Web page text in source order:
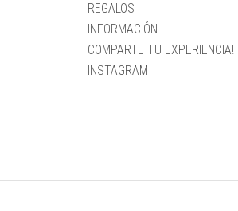
REGALOS
INFORMACIÓN
COMPARTE TU EXPERIENCIA!
INSTAGRAM